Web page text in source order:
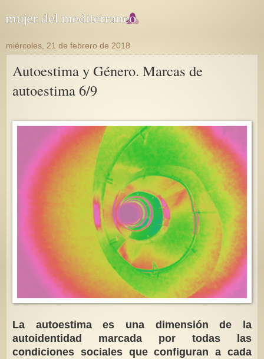
miércoles, 21 de febrero de 2018
Autoestima y Género. Marcas de
autoestima 6/9
La autoestima es una dimensión de la
autoidentidad marcada por todas las
condiciones sociales que configuran a cada